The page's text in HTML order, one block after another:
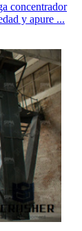
concentrador
y apure ...